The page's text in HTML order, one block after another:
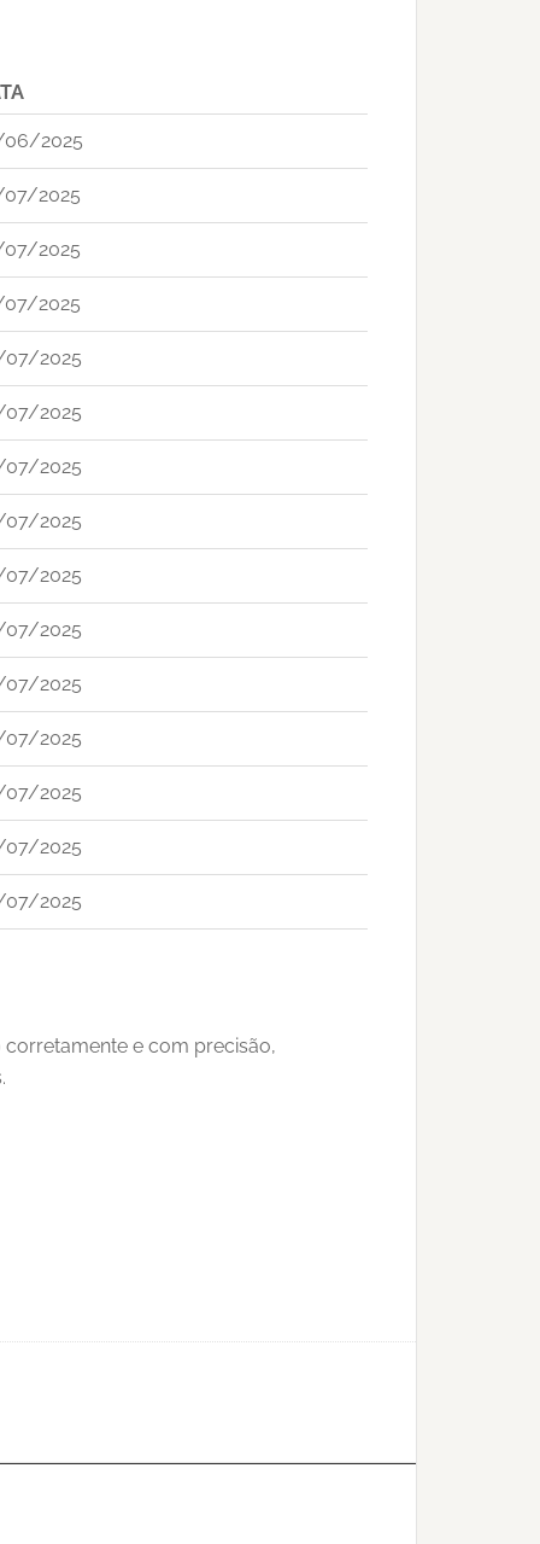
2025
2025
2025
2025
07/2025
07/2025
07/2025
07/2025
07/2025
07/2025
07/2025
07/2025
07/2025
07/2025
07/2025
e com precisão,